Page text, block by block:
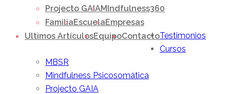
Projecto GAIAMIndfulness360
FamiliaEscuelaEmpresas
Ultimos ArtículosEquipoContactoTestimonios
Cursos
MBSR
Mindfulness Psicosomática
Projecto GAIA